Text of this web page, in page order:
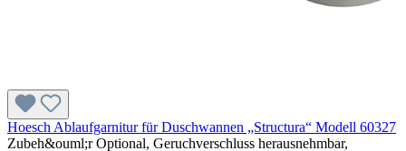
Hoesch Ablaufgarnitur für Duschwannen „Structura“ Modell 60327
Zubeh&ouml;r Optional, Geruchverschluss herausnehmbar,